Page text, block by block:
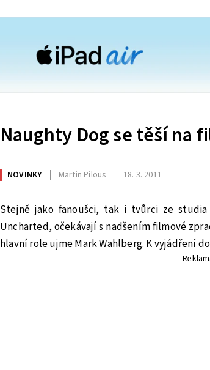
Naughty Dog se těší na
NOVINKY Martin Pilous 18. 3. 2011
Stejně jako fanoušci, tak i tvůrci ze
Uncharted, očekávají s nadšením filmové
hlavní role ujme Mark Wahlberg. K vyjádření